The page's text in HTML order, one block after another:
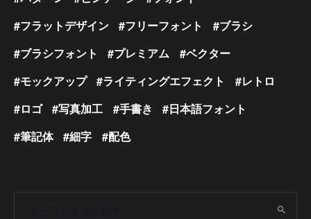
フラットデザイン
フリーフォント
ブラシ
ブラシフォント
プレミアム
ベクター
モックアップ
ライティングエフェクト
レトロ
ロゴ
写真加工 手書き
日本語フォント
筆記体
細字 配色